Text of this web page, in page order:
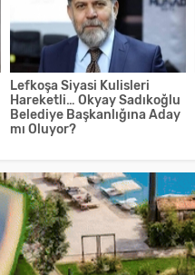
Lefkoşa Siyasi Kulisleri
Hareketli… Okyay Sadıkoğlu
Belediye Başkanlığına Aday
mı Oluyor?